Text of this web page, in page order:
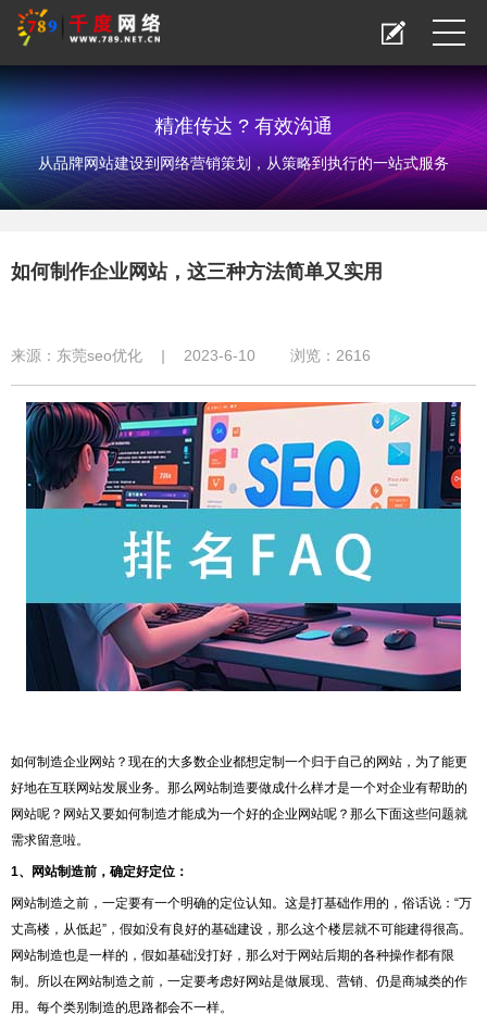
精准传达 ? 有效沟通
从品牌网站建设到网络营销策划，从策略到执行的一站式服务
如何制作企业网站，这三种方法简单又实用
来源： 东莞seo优化 | 2023-6-10 浏览： 2616
如何制造企业网站？现在的大多数企业都想定制一个归于自己的网站，为了能更
好地在互联网站发展业务。那么网站制造要做成什么样才是一个对企业有帮助的
网站呢？网站又要如何制造才能成为一个好的企业网站呢？那么下面这些问题就
需求留意啦。
1、网站制造前，确定好定位：
网站制造之前，一定要有一个明确的定位认知。这是打基础作用的，俗话说：“万
丈高楼，从低起”，假如没有良好的基础建设，那么这个楼层就不可能建得很高。
网站制造也是一样的，假如基础没打好，那么对于网站后期的各种操作都有限
制。所以在网站制造之前，一定要考虑好网站是做展现、营销、仍是商城类的作
用。每个类别制造的思路都会不一样。